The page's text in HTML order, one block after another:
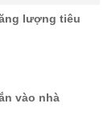
lượng tiêu
vào nhà